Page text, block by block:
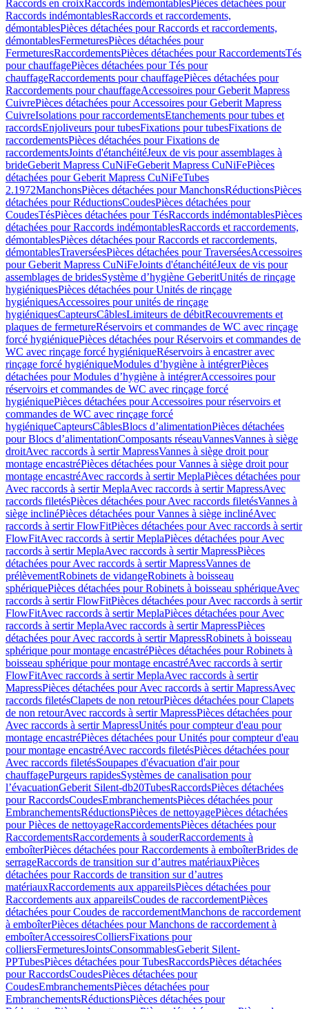
Raccords en croixRaccords indémontablesPièces détachées pour
Raccords indémontablesRaccords et raccordements,
démontablesPièces détachées pour Raccords et raccordements,
démontablesFermeturesPièces détachées pour
FermeturesRaccordementsPièces détachées pour RaccordementsTés
pour chauffagePièces détachées pour Tés pour
chauffageRaccordements pour chauffagePièces détachées pour
Raccordements pour chauffageAccessoires pour Geberit Mapress
CuivrePièces détachées pour Accessoires pour Geberit Mapress
CuivreIsolations pour raccordementsEtanchements pour tubes et
raccordsEnjoliveurs pour tubesFixations pour tubesFixations de
raccordementsPièces détachées pour Fixations de
raccordementsJoints d'étanchéitéJeux de vis pour assemblages à
brideGeberit Mapress CuNiFeGeberit Mapress CuNiFePièces
détachées pour Geberit Mapress CuNiFeTubes
2.1972ManchonsPièces détachées pour ManchonsRéductionsPièces
détachées pour RéductionsCoudesPièces détachées pour
CoudesTésPièces détachées pour TésRaccords indémontablesPièces
détachées pour Raccords indémontablesRaccords et raccordements,
démontablesPièces détachées pour Raccords et raccordements,
démontablesTraverséesPièces détachées pour TraverséesAccessoires
pour Geberit Mapress CuNiFeJoints d'étanchéitéJeux de vis pour
assemblages de bridesSystème d’hygiène GeberitUnités de rinçage
hygiéniquesPièces détachées pour Unités de rinçage
hygiéniquesAccessoires pour unités de rinçage
hygiéniquesCapteursCâblesLimiteurs de débitRecouvrements et
plaques de fermetureRéservoirs et commandes de WC avec rinçage
forcé hygiéniquePièces détachées pour Réservoirs et commandes de
WC avec rinçage forcé hygiéniqueRéservoirs à encastrer avec
rinçage forcé hygiéniqueModules d’hygiène à intégrerPièces
détachées pour Modules d’hygiène à intégrerAccessoires pour
réservoirs et commandes de WC avec rinçage forcé
hygiéniquePièces détachées pour Accessoires pour réservoirs et
commandes de WC avec rinçage forcé
hygiéniqueCapteursCâblesBlocs d’alimentationPièces détachées
pour Blocs d’alimentationComposants réseauVannesVannes à siège
droitAvec raccords à sertir MapressVannes à siège droit pour
montage encastréPièces détachées pour Vannes à siège droit pour
montage encastréAvec raccords à sertir MeplaPièces détachées pour
Avec raccords à sertir MeplaAvec raccords à sertir MapressAvec
raccords filetésPièces détachées pour Avec raccords filetésVannes à
siège inclinéPièces détachées pour Vannes à siège inclinéAvec
raccords à sertir FlowFitPièces détachées pour Avec raccords à sertir
FlowFitAvec raccords à sertir MeplaPièces détachées pour Avec
raccords à sertir MeplaAvec raccords à sertir MapressPièces
détachées pour Avec raccords à sertir MapressVannes de
prélèvementRobinets de vidangeRobinets à boisseau
sphériquePièces détachées pour Robinets à boisseau sphériqueAvec
raccords à sertir FlowFitPièces détachées pour Avec raccords à sertir
FlowFitAvec raccords à sertir MeplaPièces détachées pour Avec
raccords à sertir MeplaAvec raccords à sertir MapressPièces
détachées pour Avec raccords à sertir MapressRobinets à boisseau
sphérique pour montage encastréPièces détachées pour Robinets à
boisseau sphérique pour montage encastréAvec raccords à sertir
FlowFitAvec raccords à sertir MeplaAvec raccords à sertir
MapressPièces détachées pour Avec raccords à sertir MapressAvec
raccords filetésClapets de non retourPièces détachées pour Clapets
de non retourAvec raccords à sertir MapressPièces détachées pour
Avec raccords à sertir MapressUnités pour compteur d'eau pour
montage encastréPièces détachées pour Unités pour compteur d'eau
pour montage encastréAvec raccords filetésPièces détachées pour
Avec raccords filetésSoupapes d'évacuation d'air pour
chauffagePurgeurs rapidesSystèmes de canalisation pour
l’évacuationGeberit Silent-db20TubesRaccordsPièces détachées
pour RaccordsCoudesEmbranchementsPièces détachées pour
EmbranchementsRéductionsPièces de nettoyagePièces détachées
pour Pièces de nettoyageRaccordementsPièces détachées pour
RaccordementsRaccordements à souderRaccordements à
emboîterPièces détachées pour Raccordements à emboîterBrides de
serrageRaccords de transition sur d’autres matériauxPièces
détachées pour Raccords de transition sur d’autres
matériauxRaccordements aux appareilsPièces détachées pour
Raccordements aux appareilsCoudes de raccordementPièces
détachées pour Coudes de raccordementManchons de raccordement
à emboîterPièces détachées pour Manchons de raccordement à
emboîterAccessoiresColliersFixations pour
colliersFermeturesJointsConsommablesGeberit Silent-
PPTubesPièces détachées pour TubesRaccordsPièces détachées
pour RaccordsCoudesPièces détachées pour
CoudesEmbranchementsPièces détachées pour
EmbranchementsRéductionsPièces détachées pour